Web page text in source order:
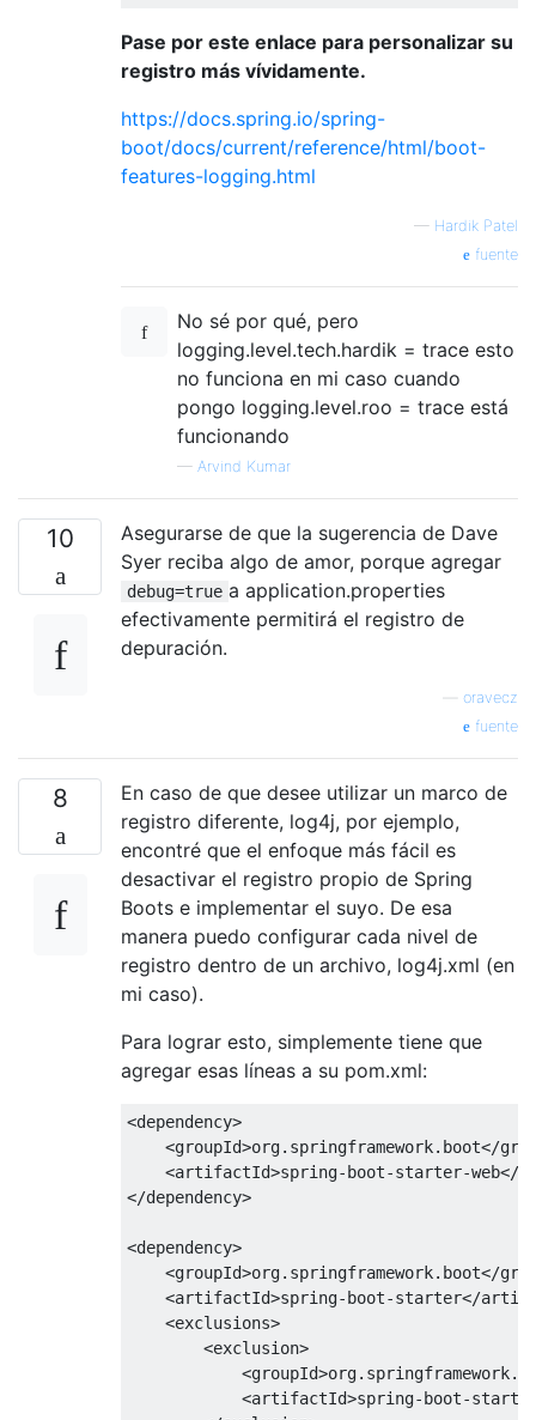
Pase por este enlace para personalizar su
registro más vívidamente.
https://docs.spring.io/spring-
boot/docs/current/reference/html/boot-
features-logging.html
— Hardik Patel
fuente
No sé por qué, pero
logging.level.tech.hardik = trace esto
no funciona en mi caso cuando
pongo logging.level.roo = trace está
funcionando
— Arvind Kumar
10
Asegurarse de que la sugerencia de Dave
Syer reciba algo de amor, porque agregar
debug=true a application.properties
efectivamente permitirá el registro de
depuración.
oravecz
fuente
8
En caso de que desee utilizar un marco de
registro diferente, log4j, por ejemplo,
encontré que el enfoque más fácil es
desactivar el registro propio de Spring
Boots e implementar el suyo. De esa
manera puedo configurar cada nivel de
registro dentro de un archivo, log4j.xml (en
mi caso).
Para lograr esto, simplemente tiene que
agregar esas líneas a su pom.xml:
<dependency>
<groupId>org.springframework.boot</
<artifactId>spring-boot-starter-web</
</dependency>
<dependency>
<groupId>org.springframework.boot</
<artifactId>spring-boot-starter</
    <exclusions>
        <exclusion>
<artifactId>spring-boot-